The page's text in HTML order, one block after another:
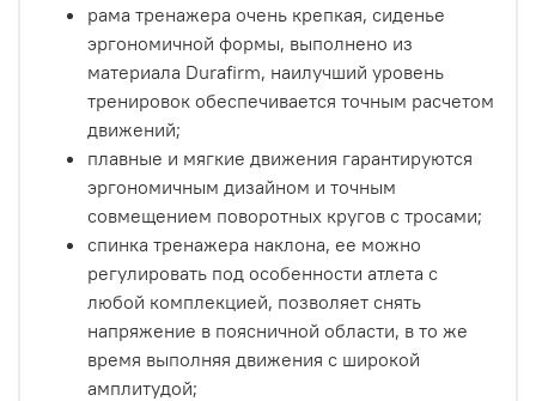
рама тренажера очень крепкая, сиденье
эргономичной формы, выполнено из
материала Durafirm, наилучший уровень
тренировок обеспечивается точным расчетом
движений;
плавные и мягкие движения гарантируются
эргономичным дизайном и точным
совмещением поворотных кругов с тросами;
спинка тренажера наклона, ее можно
регулировать под особенности атлета с
любой комплекцией, позволяет снять
напряжение в поясничной области, в то же
время выполняя движения с широкой
амплитудой;